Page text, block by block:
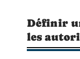
Définir
les